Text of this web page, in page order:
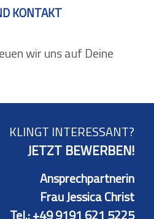
KONTAKT
wir uns auf Deine
KLINGT INTERESSANT?
JETZT BEWERBEN!
Ansprechpartnerin
Frau Jessica Christ